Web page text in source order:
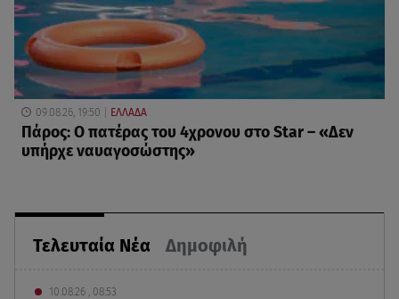
Τελευταία Νέα Δημοφιλή
10.08.26 , 08:53
09.08.26, 19:50 ΕΛΛΑΔΑ
Πάρος: Ο πατέρας του 4χρονου στο Star – «Δεν
υπήρχε ναυαγοσώστης»